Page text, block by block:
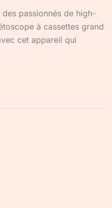
passionnés de high-
à cassettes grand
cet appareil qui